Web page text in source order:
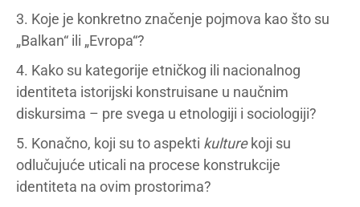
3. Koje je konkretno značenje pojmova kao što su
„Balkan“ ili „Evropa“?
4. Kako su kategorije etničkog ili nacionalnog
identiteta istorijski konstruisane u naučnim
diskursima – pre svega u etnologiji i sociologiji?
5. Konačno, koji su to aspekti kulturekoji su
odlučujuće uticali na procese konstrukcije
identiteta na ovim prostorima?